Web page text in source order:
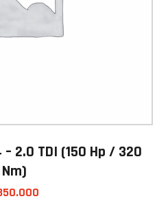
– 2.0 TDI (150 Hp / 320
Nm)